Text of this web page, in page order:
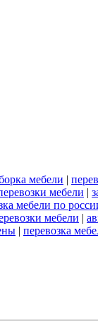
мебели |
мебели |
мебели по
мебели |
| перевозка